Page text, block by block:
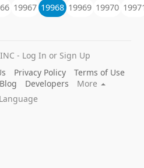
19967 19968 19969 19970
- Log In or Sign Up
Privacy Policy
Terms of Use
Blog Developers
More
Language